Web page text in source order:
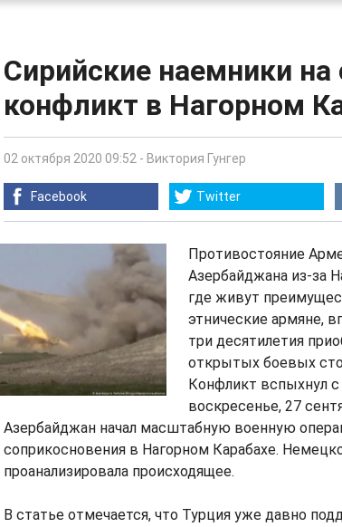
Сирийские наемники
конфликт в Нагорном
02 октября 2020 09:52 - Виктория Гунгер
Facebook Twitter
Противостояние
Азербайджана из-за
где живут
этнические армяне,
три десятилетия
открытых боевых
Конфликт вспыхнул
воскресенье, 27
Азербайджан начал масштабную военную
соприкосновения в Нагорном Карабахе.
проанализировала происходящее.
В статье отмечается, что Турция уже давно